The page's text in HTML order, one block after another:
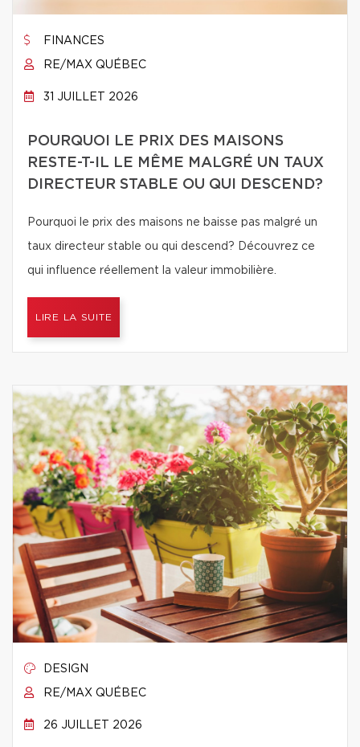
FINANCES
RE/MAX QUÉBEC
31 JUILLET 2026
POURQUOI LE PRIX DES MAISONS
RESTE-T-IL LE MÊME MALGRÉ UN TAUX
DIRECTEUR STABLE OU QUI DESCEND?
Pourquoi le prix des maisons ne baisse pas malgré un
taux directeur stable ou qui descend? Découvrez ce
qui influence réellement la valeur immobilière.
LIRE LA SUITE
DESIGN
RE/MAX QUÉBEC
26 JUILLET 2026